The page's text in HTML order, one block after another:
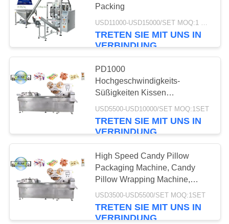
SITEMAP
PRIVACY
Schokoladen-
Produktlinie
19
Kuchen-
Produktions-
Maschine
Packing
TRETEN SIE MIT UNS IN
VERBINDUNG
PD1000
Hochgeschwindigkeits-
Süßigkeiten Kissen
Verpackungsmaschine
Süßigkeiten Kissen
Verpackungsmaschine 800-
USD5500-USD10000/SET MOQ:1SET
TRETEN SIE MIT UNS IN
VERBINDUNG
High Speed Candy Pillow
Packaging Machine, Candy
Pillow Wrapping Machine,
Süßigkeiten Kuchen
Süßigkeiten
Verpackungsanlage/Maschine
USD3500-USD5500/SET MOQ:1SET
TRETEN SIE MIT UNS IN
VERBINDUNG